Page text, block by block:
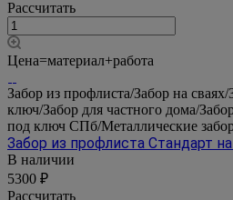
Рассчитать
Цена=материал+работа
Забор из профлиста/Забор на
ключ/Забор для частного дома/
под ключ СПб/Металлические
Забор из профлиста Стандарт
В наличии
5300 ₽
Рассчитать